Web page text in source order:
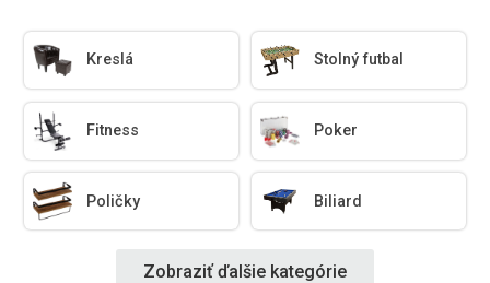
Kreslá Stolný futbal
Fitness Poker
Poličky Biliard
Zobraziť ďalšie kategórie